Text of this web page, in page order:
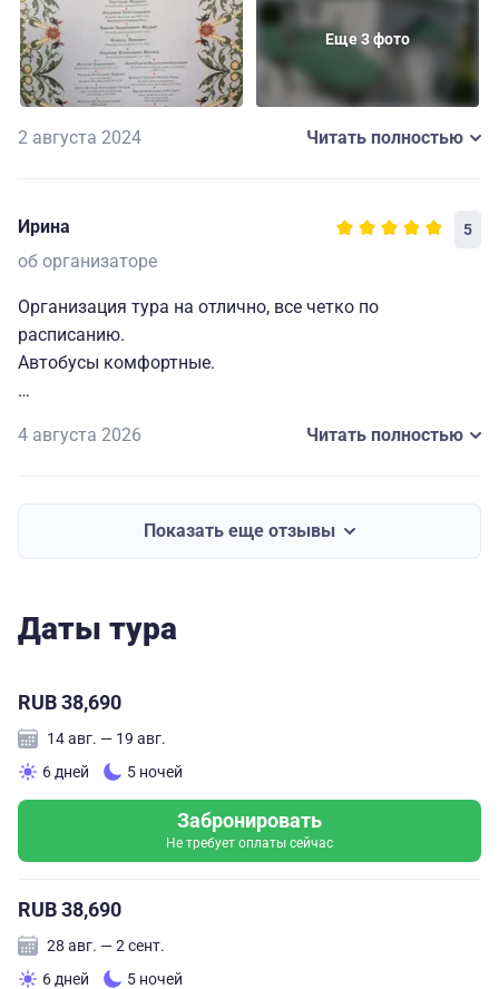
Еще 3 фото
2 августа 2024 Читать полностью
Ирина 5
об организаторе
Организация тура на отлично, все четко по
расписанию.
Автобусы комфортные.
Светлана, настоящий профессионал своего дела.
Пушкинских гор ещё и погрузила нас в биографию и
Хочется ещё раз вернуться на величественную и
героическую Псковскую землю!
4 августа 2026 Читать полностью
Показать еще отзывы
Даты тура
RUB 38,690
14 авг. — 19 авг.
6 дней
5 ночей
Забронировать
Не требует оплаты сейчас
RUB 38,690
28 авг. — 2 сент.
6 дней
5 ночей